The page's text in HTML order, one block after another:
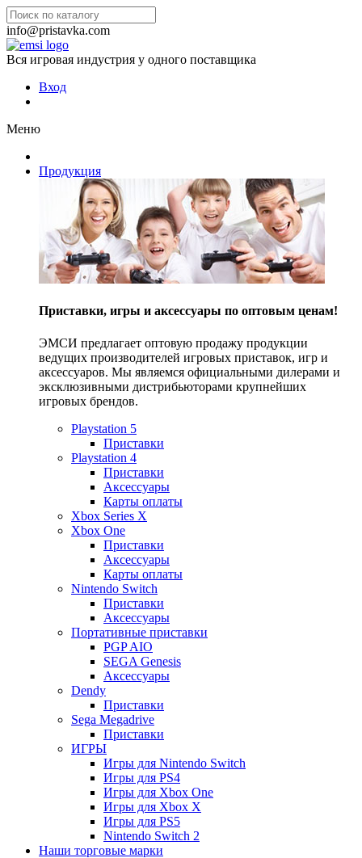
info@pristavka.com
Вся игровая индустрия у одного поставщика
Вход
Меню
Продукция
Приставки, игры и аксессуары по оптовым ценам!
ЭМСИ предлагает оптовую продажу продукции
ведущих производителей игровых приставок, игр и
аксессуаров. Мы являемся официальными дилерами и
эксклюзивными дистрибьюторами крупнейших
игровых брендов.
Playstation 5
Приставки
Playstation 4
Приставки
Аксессуары
Карты оплаты
Xbox Series X
Xbox One
Приставки
Аксессуары
Карты оплаты
Nintendo Switch
Приставки
Аксессуары
Портативные приставки
PGP AIO
SEGA Genesis
Аксессуары
Dendy
Приставки
Sega Megadrive
Приставки
ИГРЫ
Игры для Nintendo Switch
Игры для PS4
Игры для Xbox One
Игры для Xbox X
Игры для PS5
Nintendo Switch 2
Наши торговые марки